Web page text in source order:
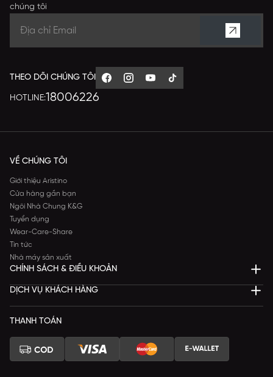
chúng tôi
THEO DÕI CHÚNG TÔI
HOTLINE:18006226
VỀ CHÚNG TÔI
Giới thiệu Aristino
Cửa hàng gần bạn
Ngôi Nhà Chung K&G
Tuyển dụng
Wear-Care-Share
Tin tức
Nhà máy sản xuất
CHÍNH SÁCH & ĐIỀU KHOẢN
DỊCH VỤ KHÁCH HÀNG
THANH TOÁN